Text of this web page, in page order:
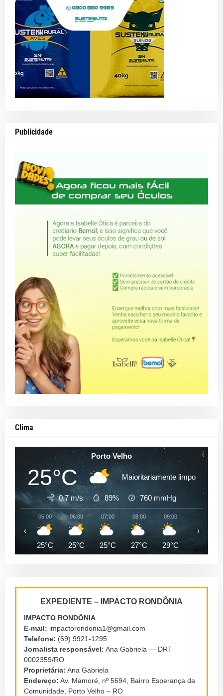
Publicidade
Clima
Porto Velho
25°C Maioritariamente limpo
0.7 m/s 89% 760 mmHg
05:00
25°C
06:00
25°C
07:00
25°C
08:00
27°C
09:00
29°C
‹ ›
EXPEDIENTE – IMPACTO RONDÔNIA
IMPACTO RONDÔNIA
E-mail: impactorondonia1@gmail.com
Telefone: (69) 9921-1295
Jornalista responsável: Ana Gabriela — DRT
0002359/RO
Proprietária: Ana Gabriela
Endereço: Av. Mamoré, nº 5694, Bairro Esperança da
Comunidade, Porto Velho – RO